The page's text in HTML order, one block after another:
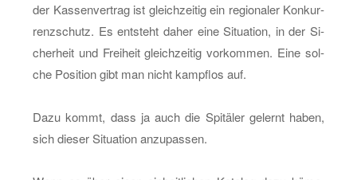
der Kas­sen­ver­trag ist gleich­zei­tig ein re­gio­na­ler Kon­kur­
renz­schutz. Es ent­steht daher eine Si­tua­ti­on, in der Si­
cher­heit und Frei­heit gleich­zei­tig vor­kom­men. Eine sol­
che Po­si­ti­on gibt man nicht kampf­los auf.
Dazu kommt, dass ja auch die Spi­tä­ler ge­lernt haben,
sich die­ser Si­tua­ti­on an­zu­pas­sen.